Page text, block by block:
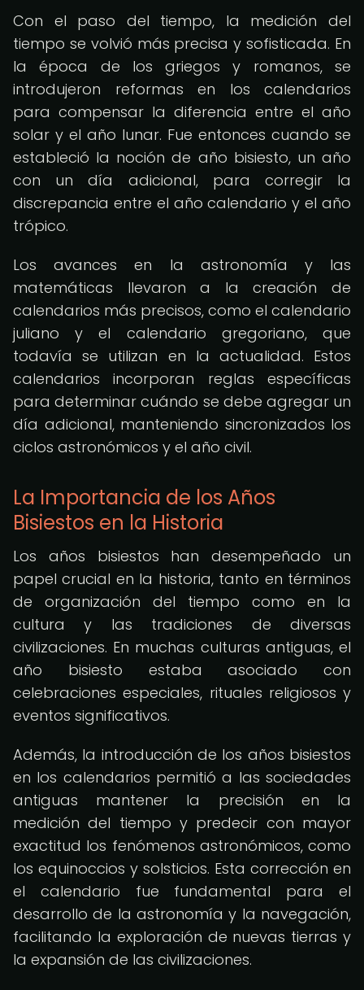
Con el paso del tiempo, la medición del
tiempo se volvió más precisa y sofisticada. En
la época de los griegos y romanos, se
introdujeron reformas en los calendarios
para compensar la diferencia entre el año
solar y el año lunar. Fue entonces cuando se
estableció la noción de año bisiesto, un año
con un día adicional, para corregir la
discrepancia entre el año calendario y el año
trópico.
Los avances en la astronomía y las
matemáticas llevaron a la creación de
calendarios más precisos, como el calendario
juliano y el calendario gregoriano, que
todavía se utilizan en la actualidad. Estos
calendarios incorporan reglas específicas
para determinar cuándo se debe agregar un
día adicional, manteniendo sincronizados los
ciclos astronómicos y el año civil.
La Importancia de los Años
Bisiestos en la Historia
Los años bisiestos han desempeñado un
papel crucial en la historia, tanto en términos
de organización del tiempo como en la
cultura y las tradiciones de diversas
civilizaciones. En muchas culturas antiguas, el
año bisiesto estaba asociado con
celebraciones especiales, rituales religiosos y
eventos significativos.
Además, la introducción de los años bisiestos
en los calendarios permitió a las sociedades
antiguas mantener la precisión en la
medición del tiempo y predecir con mayor
exactitud los fenómenos astronómicos, como
los equinoccios y solsticios. Esta corrección en
el calendario fue fundamental para el
desarrollo de la astronomía y la navegación,
facilitando la exploración de nuevas tierras y
la expansión de las civilizaciones.